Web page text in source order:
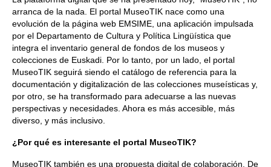
arranca de la nada. El portal MuseoTIK nace como una
evolución de la página web EMSIME, una aplicación impulsada
por el Departamento de Cultura y Política Lingüística que
integra el inventario general de fondos de los museos y
colecciones de Euskadi. Por lo tanto, por un lado, el portal
MuseoTIK seguirá siendo el catálogo de referencia para la
documentación y digitalización de las colecciones museísticas y,
por otro, se ha transformado para adecuarse a las nuevas
perspectivas y necesidades. Ahora es más accesible, más
diverso, y más inclusivo.
¿Por qué es interesante el portal MuseoTIK?
MuseoTIK también es una propuesta digital de colaboración. De